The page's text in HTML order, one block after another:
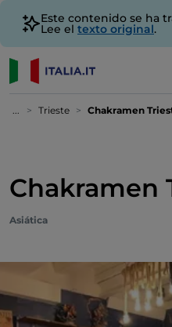
Este contenido se ha
Lee el texto original.
... Trieste Chakramen
Chakramen
Asiática